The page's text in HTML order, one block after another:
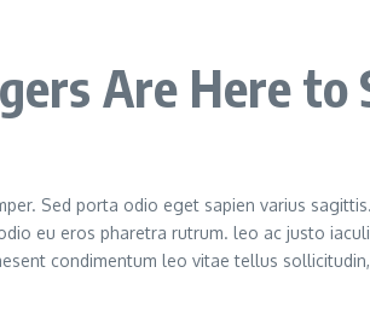
Are Here to
Sed porta odio eget sapien varius
eu eros pharetra rutrum. leo ac justo
condimentum leo vitae tellus